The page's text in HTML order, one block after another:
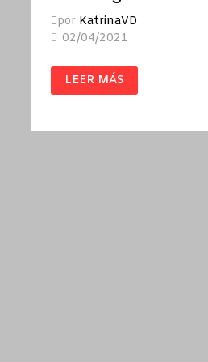
por KatrinaVD
02/04/2021
MALDITO
DESDE
LA
WILLIAM
LEER MÁS